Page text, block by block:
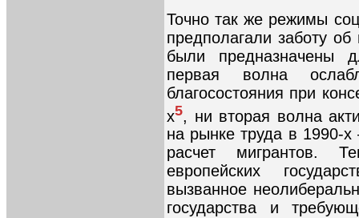
Точно так же режимы
предполагали заботу
были предназначены
первая волна
благосостояния при
х5 , ни вторая волна
на рынке труда в 1990-
расчет мигрантов.
европейских
вызванное
государства и